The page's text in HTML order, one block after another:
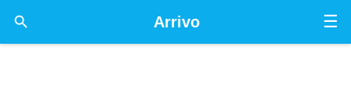
☰
Arrivo
